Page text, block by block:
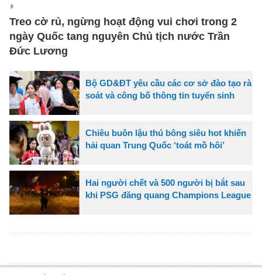
Treo cờ rủ, ngừng hoạt động vui chơi trong 2
ngày Quốc tang nguyên Chủ tịch nước Trần
Đức Lương
Bộ GD&ĐT yêu cầu các cơ sở đào tạo rà
soát và công bố thông tin tuyển sinh
Chiêu buôn lậu thú bông siêu hot khiến
hải quan Trung Quốc ‘toát mồ hôi’
Hai người chết và 500 người bị bắt sau
khi PSG đăng quang Champions League